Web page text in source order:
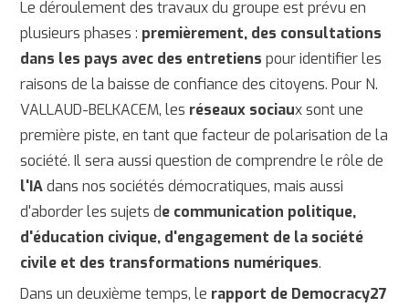
Le déroulement des travaux du groupe est prévu en
plusieurs phases : premièrement, des consultations
dans les pays avec des entretiens pour identifier les
raisons de la baisse de confiance des citoyens. Pour N.
VALLAUD-BELKACEM, les réseaux sociaux sont une
première piste, en tant que facteur de polarisation de la
société. Il sera aussi question de comprendre le rôle de
l'IAdans nos sociétés démocratiques, mais aussi
d'aborder les sujets de communication politique,
d'éducation civique, d'engagement de la société
civile et des transformations numériques.
Dans un deuxième temps, le rapport de Democracy27